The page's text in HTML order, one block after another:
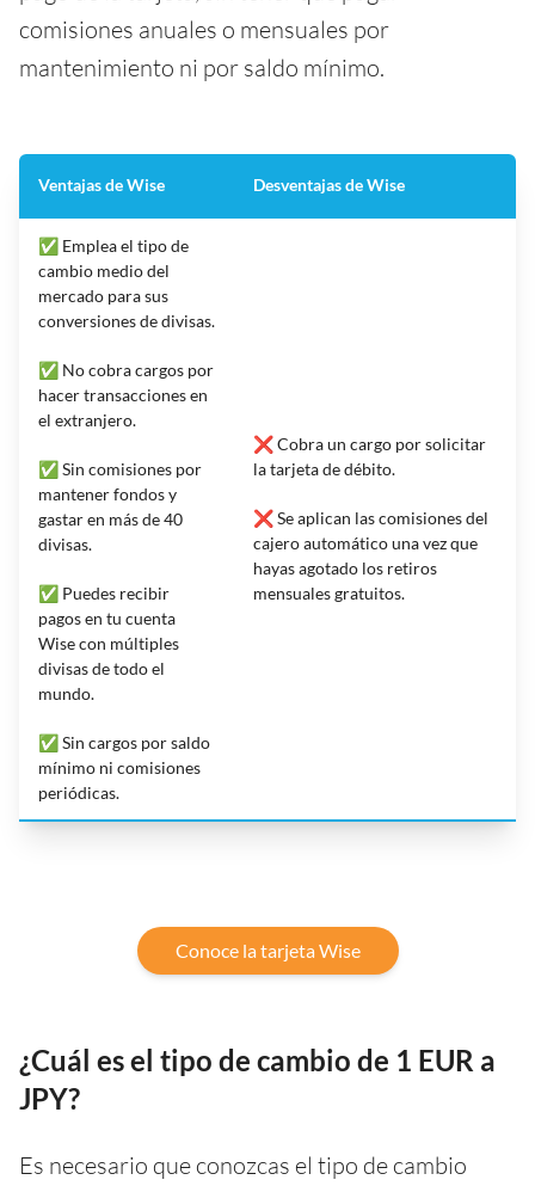
comisiones anuales o mensuales por
mantenimiento ni por saldo mínimo.
Ventajas de Wise Desventajas de Wise
✅ Emplea el tipo de
cambio medio del
mercado para sus
conversiones de divisas.
✅ No cobra cargos por
hacer transacciones en
el extranjero.
✅ Sin comisiones por
mantener fondos y
gastar en más de 40
divisas.
✅ Puedes recibir
pagos en tu cuenta
Wise con múltiples
divisas de todo el
mundo.
✅ Sin cargos por saldo
mínimo ni comisiones
periódicas.
❌ Cobra un cargo por solicitar
la tarjeta de débito.
❌ Se aplican las comisiones del
cajero automático una vez que
hayas agotado los retiros
mensuales gratuitos.
Conoce la tarjeta Wise
¿Cuál es el tipo de cambio de 1 EUR a
JPY?
Es necesario que conozcas el tipo de cambio